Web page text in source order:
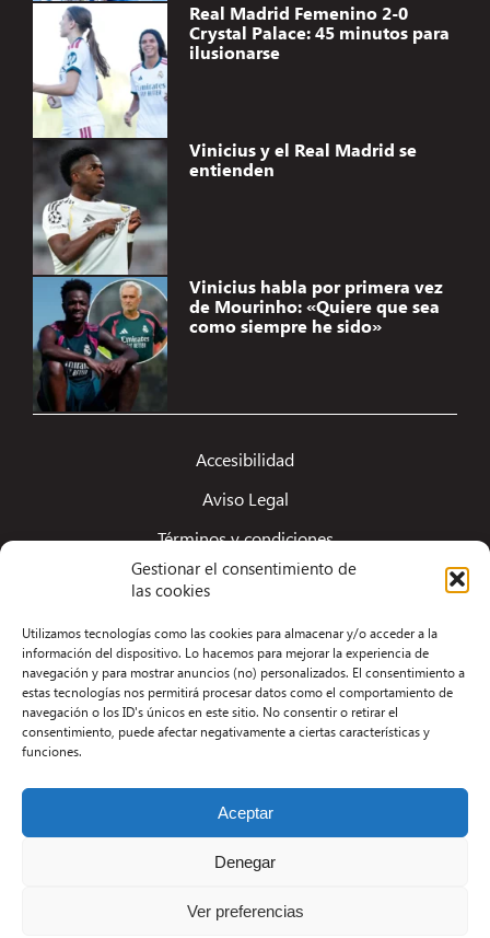
Gestionar el consentimiento de
las cookies
Utilizamos tecnologías como las cookies para almacenar y/o acceder a la
información del dispositivo. Lo hacemos para mejorar la experiencia de
navegación y para mostrar anuncios (no) personalizados. El consentimiento a
estas tecnologías nos permitirá procesar datos como el comportamiento de
navegación o los ID's únicos en este sitio. No consentir o retirar el
consentimiento, puede afectar negativamente a ciertas características y
funciones.
Aceptar
Denegar
Ver preferencias
Real Madrid Femenino 2-0
Crystal Palace: 45 minutos para
ilusionarse
Vinicius y el Real Madrid se
entienden
Vinicius habla por primera vez
de Mourinho: «Quiere que sea
como siempre he sido»
Accesibilidad
Aviso Legal
Términos y condiciones
Política de privacidad
Contacto
Desarrollo Web por Kiwop